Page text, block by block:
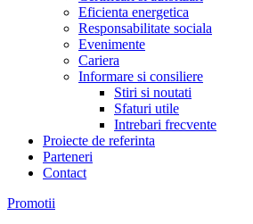
Eficienta energetica
Responsabilitate sociala
Evenimente
Cariera
Informare si consiliere
Stiri si noutati
Sfaturi utile
Intrebari frecvente
Proiecte de referinta
Parteneri
Contact
Promotii